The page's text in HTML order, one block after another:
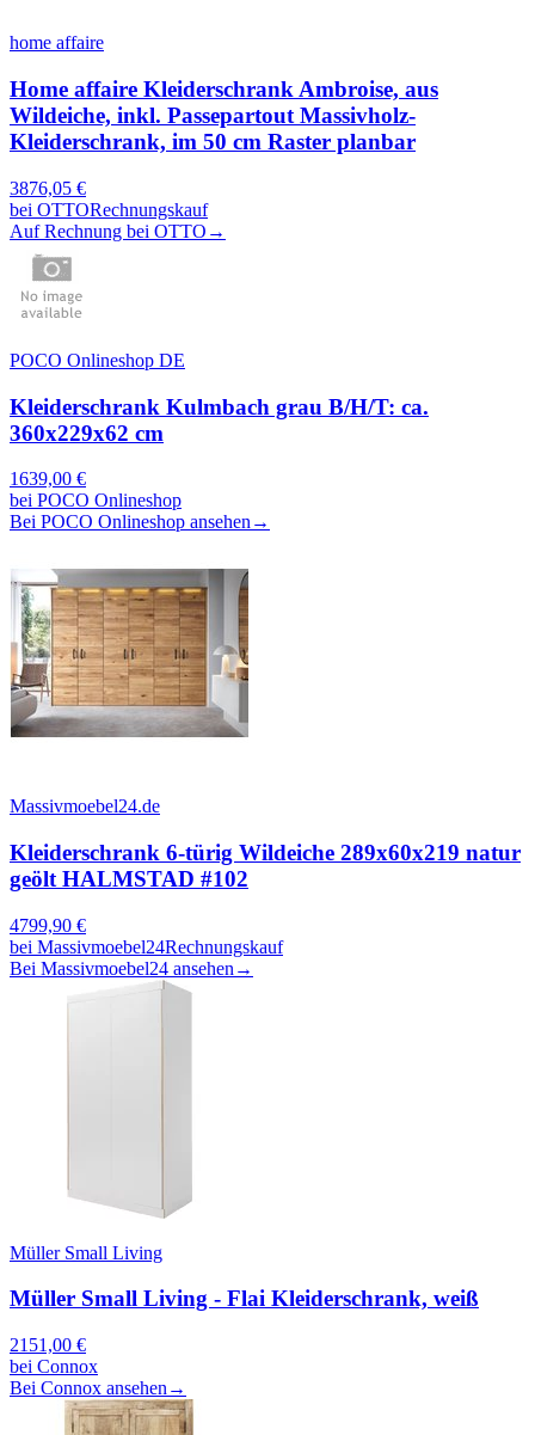
home affaire
Home affaire Kleiderschrank Ambroise, aus
Wildeiche, inkl. Passepartout Massivholz-
Kleiderschrank, im 50 cm Raster planbar
3876,05 €
bei OTTORechnungskauf
Auf Rechnung bei OTTO →
POCO Onlineshop DE
Kleiderschrank Kulmbach grau B/H/T: ca.
360x229x62 cm
1639,00 €
bei POCO Onlineshop
Bei POCO Onlineshop ansehen →
Massivmoebel24.de
Kleiderschrank 6-türig Wildeiche 289x60x219 natur
geölt HALMSTAD #102
4799,90 €
bei Massivmoebel24Rechnungskauf
Bei Massivmoebel24 ansehen →
Müller Small Living
Müller Small Living - Flai Kleiderschrank, weiß
2151,00 €
bei Connox
Bei Connox ansehen →